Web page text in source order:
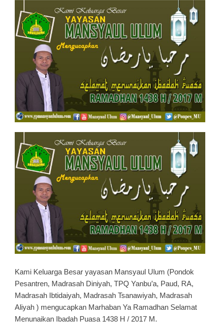
Kami Keluarga Besar yayasan Mansyaul Ulum (Pondok
Pesantren, Madrasah Diniyah, TPQ Yanbu’a, Paud, RA,
Madrasah Ibtidaiyah, Madrasah Tsanawiyah, Madrasah
Aliyah ) mengucapkan Marhaban Ya Ramadhan Selamat
Menunaikan Ibadah Puasa 1438 H / 2017 M.